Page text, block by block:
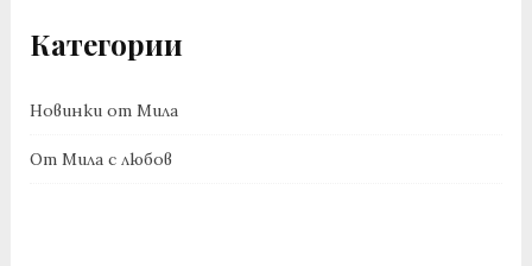
Категории
Новинки от Мила
От Мила с любов